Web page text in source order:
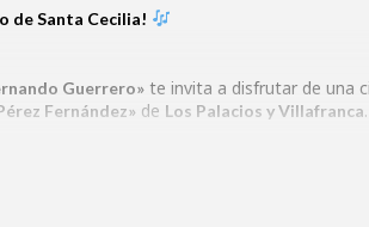
de Santa Cecilia!
Guerrero» te invita a disfrutar de una
Fernández» de Los Palacios y Villafranca.